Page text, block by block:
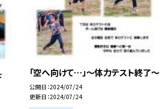
「空へ向けて…」〜体力テスト終了〜
公開日 2024/07/24
更新日 2024/07/24